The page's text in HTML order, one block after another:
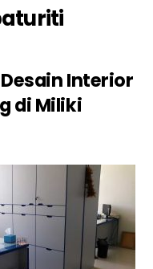
Interior
di Miliki